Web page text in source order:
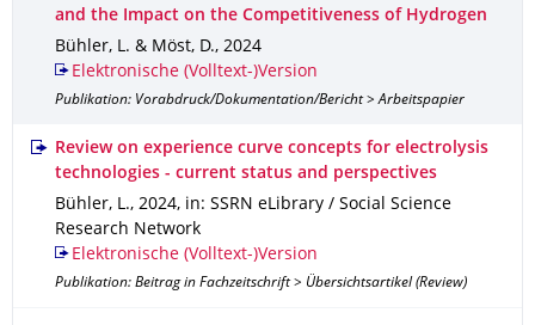
and the Impact on the Competitiveness of Hydrogen
Bühler, L. & Möst, D., 2024
Elektronische (Volltext-)Version
Publikation: Vorabdruck/Dokumentation/Bericht > Arbeitspapier
Review on experience curve concepts for electrolysis
technologies - current status and perspectives
Bühler, L., 2024, in: SSRN eLibrary / Social Science
Research Network
Elektronische (Volltext-)Version
Publikation: Beitrag in Fachzeitschrift > Übersichtsartikel (Review)